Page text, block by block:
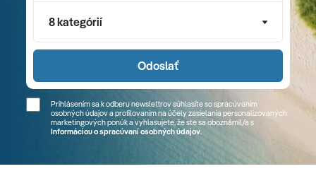
8 kategórií
Odoslať
Prihlásením sa k odberu newslettrov súhlasíte so spracúvaním
osobných údajov a profilovaním na účely zasielania personalizovaných
marketingových ponúk a vyhlasujete, že ste sa oboznámil/a s
Informáciou o spracúvaní osobných údajov.